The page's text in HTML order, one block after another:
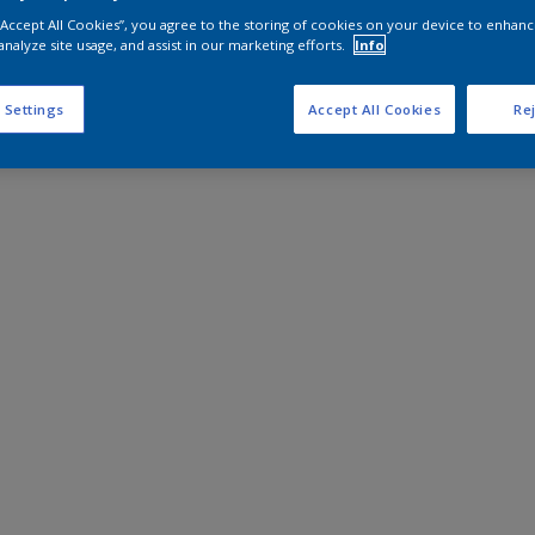
All Cookies”, you agree to the storing of cookies on your device to
site usage, and assist in our marketing efforts.
Info
Settings Accept All Cookies